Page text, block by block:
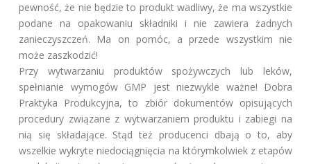
pewność, że nie będzie to produkt wadliwy, że ma wszystkie
podane na opakowaniu składniki i nie zawiera żadnych
zanieczyszczeń. Ma on pomóc, a przede wszystkim nie
może zaszkodzić!
Przy wytwarzaniu produktów spożywczych lub leków,
spełnianie wymogów GMP jest niezwykle ważne! Dobra
Praktyka Produkcyjna, to zbiór dokumentów opisujących
procedury związane z wytwarzaniem produktu i zabiegi na
nią się składające. Stąd też producenci dbają o to, aby
wszelkie wykryte niedociągnięcia na którymkolwiek z etapów